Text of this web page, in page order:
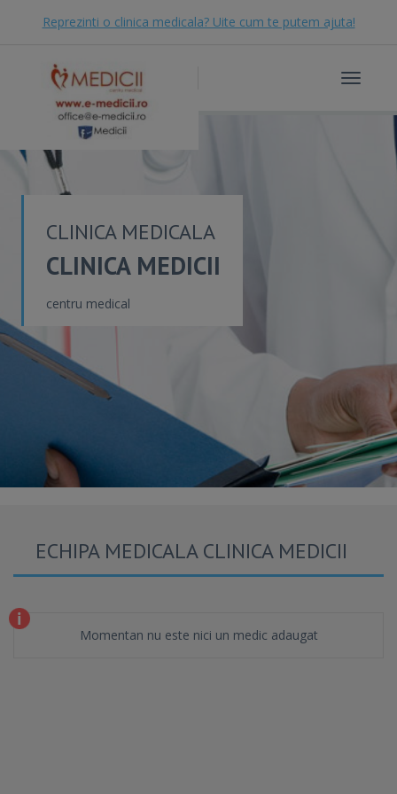
Reprezinti o clinica medicala? Uite cum te putem ajuta!
Toggle
CLINICA MEDICALA
CLINICA MEDICII
centru medical
ECHIPA MEDICALA CLINICA MEDICII
Momentan nu este nici un medic adaugat